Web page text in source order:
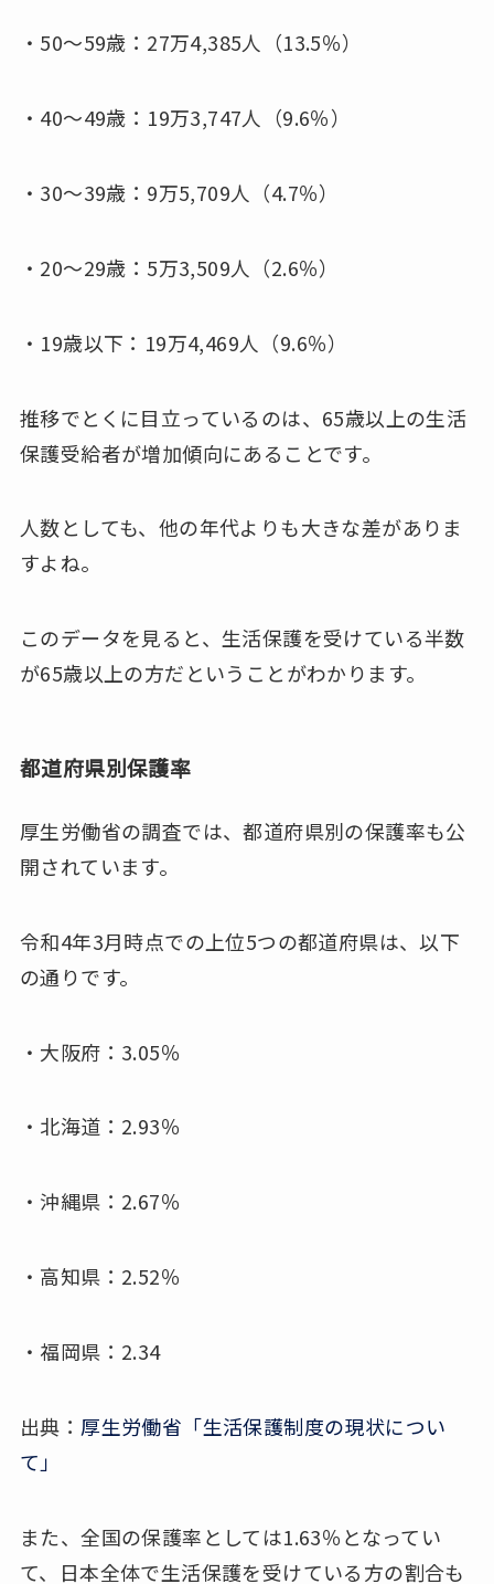
・50〜59歳：27万4,385人（13.5％）
・40〜49歳：19万3,747人（9.6％）
・30〜39歳：9万5,709人（4.7％）
・20〜29歳：5万3,509人（2.6％）
・19歳以下：19万4,469人（9.6％）
推移でとくに目立っているのは、65歳以上の生活
保護受給者が増加傾向にあることです。
人数としても、他の年代よりも大きな差がありま
すよね。
このデータを見ると、生活保護を受けている半数
が65歳以上の方だということがわかります。
都道府県別保護率
厚生労働省の調査では、都道府県別の保護率も公
開されています。
令和4年3月時点での上位5つの都道府県は、以下
の通りです。
・大阪府：3.05％
・北海道：2.93％
・沖縄県：2.67％
・高知県：2.52％
・福岡県：2.34
出典： 厚生労働省「生活保護制度の現状につい
て」
また、全国の保護率としては1.63％となってい
て、日本全体で生活保護を受けている方の割合も